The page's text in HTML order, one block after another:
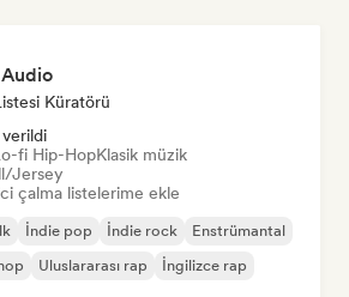
Küratörü
fi Hip-HopKlasik müzik
Jersey
çalma listelerime ekle
İndie pop İndie rock
Enstrümantal
Uluslararası rap İngilizce rap